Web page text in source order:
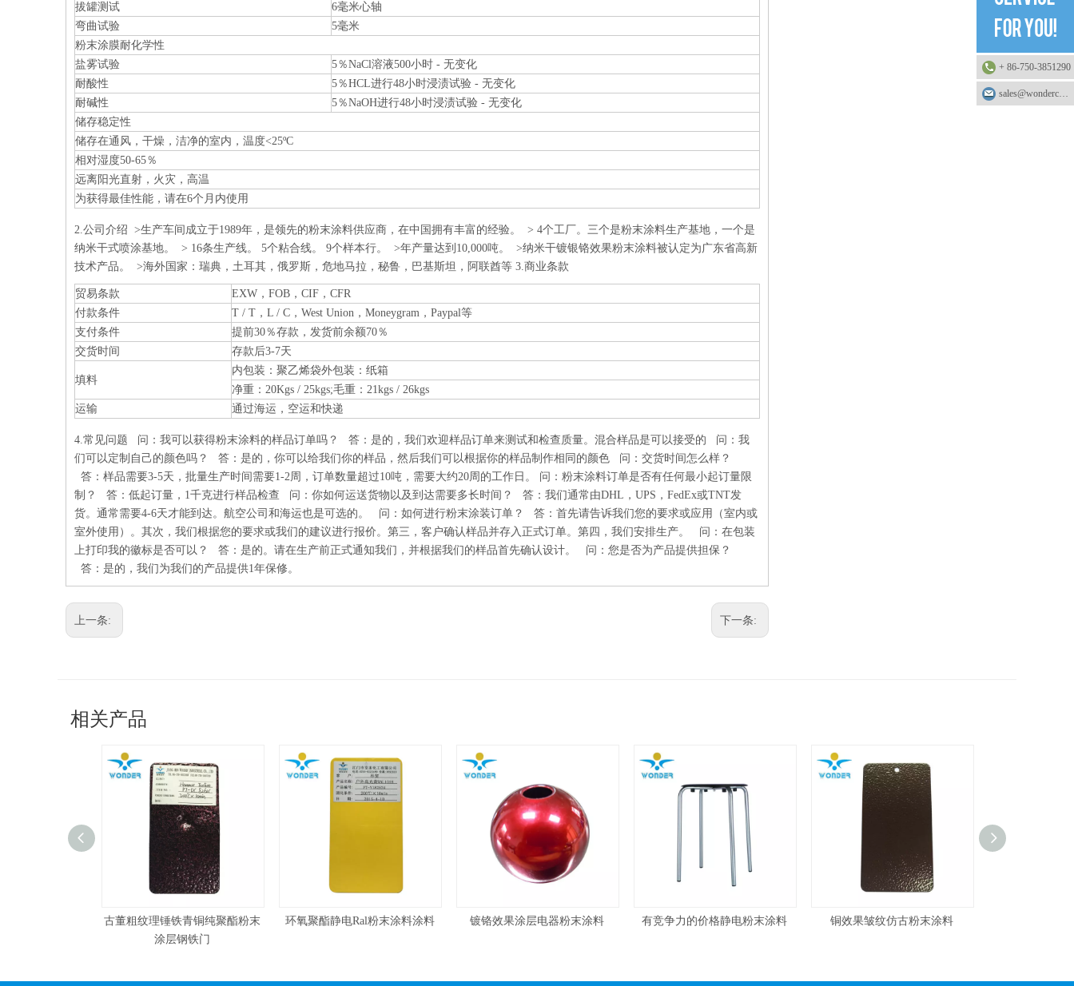
拔罐测试
6毫米心轴
弯曲试验
5毫米
粉末涂膜耐化学性
盐雾试验
5％NaCl溶液500小时 - 无变化
耐酸性
5％HCL进行48小时浸渍试验 - 无变化
耐碱性
5％NaOH进行48小时浸渍试验 - 无变化
储存稳定性
储存在通风，干燥，洁净的室内，温度<25ºC
相对湿度50-65％
远离阳光直射，火灾，高温
为获得最佳性能，请在6个月内使用
2.公司介绍 >生产车间成立于1989年，是领先的粉末涂料供应商，在中国拥有丰富的经验。 > 4个工厂。三个是粉末涂料生产基地，一个是
纳米干式喷涂基地。 > 16条生产线。 5个粘合线。 9个样本行。 >年产量达到10,000吨。 >纳米干镀银铬效果粉末涂料被认定为广东省高新
技术产品。 >海外国家：瑞典，土耳其，俄罗斯，危地马拉，秘鲁，巴基斯坦，阿联酋等 3.商业条款
贸易条款
EXW，FOB，CIF，CFR
付款条件
T / T，L / C，West Union，Moneygram，Paypal等
支付条件
提前30％存款，发货前余额70％
交货时间
存款后3-7天
填料
内包装：聚乙烯袋外包装：纸箱
净重：20Kgs / 25kgs;毛重：21kgs / 26kgs
运输
通过海运，空运和快递
4.常见问题 问：我可以获得粉末涂料的样品订单吗？ 答：是的，我们欢迎样品订单来测试和检查质量。混合样品是可以接受的 问：我
们可以定制自己的颜色吗？ 答：是的，你可以给我们你的样品，然后我们可以根据你的样品制作相同的颜色 问：交货时间怎么样？
答：样品需要3-5天，批量生产时间需要1-2周，订单数量超过10吨，需要大约20周的工作日。 问：粉末涂料订单是否有任何最小起订量限
制？ 答：低起订量，1千克进行样品检查 问：你如何运送货物以及到达需要多长时间？ 答：我们通常由DHL，UPS，FedEx或TNT发
货。通常需要4-6天才能到达。航空公司和海运也是可选的。 问：如何进行粉末涂装订单？ 答：首先请告诉我们您的要求或应用（室内或
室外使用）。其次，我们根据您的要求或我们的建议进行报价。第三，客户确认样品并存入正式订单。第四，我们安排生产。 问：在包装
上打印我的徽标是否可以？ 答：是的。请在生产前正式通知我们，并根据我们的样品首先确认设计。 问：您是否为产品提供担保？
答：是的，我们为我们的产品提供1年保修。
上一条: 下一条:
相关产品
古董粗纹理锤铁青铜纯聚酯粉末
环氧聚酯静电Ral粉末涂料涂料 镀铬效果涂层电器粉末涂料 有竞争力的价格静电粉末涂料 铜效果皱纹仿古粉末涂料 健身器材的红色粉末油漆
+ 86-750-3851290
sales@wonderchemical.com